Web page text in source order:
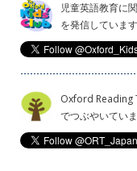
児童英語教育に
を発信しています
Oxford Reading
でつぶやいていま